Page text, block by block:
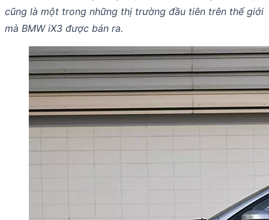
cũng là một trong những thị trường đầu tiên trên thế giới
mà BMW iX3 được bán ra.